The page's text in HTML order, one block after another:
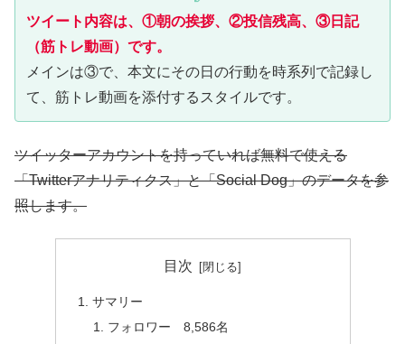
ツイート内容は、①朝の挨拶、②投信残高、③日記
（筋トレ動画）です。
メインは③で、本文にその日の行動を時系列で記録し
て、筋トレ動画を添付するスタイルです。
ツイッターアカウントを持っていれば無料で使える
「Twitterアナリティクス」と「Social Dog」のデータを参
照します。
目次
サマリー
フォロワー 8,586名